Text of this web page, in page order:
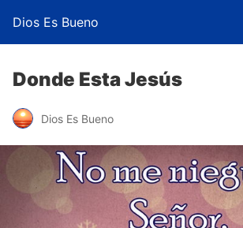
Dios Es Bueno
Donde Esta Jesús
Dios Es Bueno